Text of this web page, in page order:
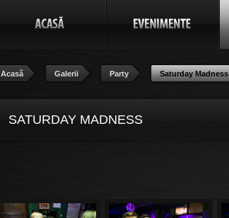
Acasă Galerii Party Saturday Madness
SATURDAY MADNESS